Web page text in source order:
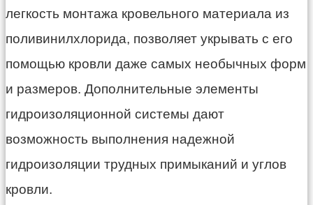
легкость монтажа кровельного материала из
поливинилхлорида, позволяет укрывать с его
помощью кровли даже самых необычных форм
и размеров. Дополнительные элементы
гидроизоляционной системы дают
возможность выполнения надежной
гидроизоляции трудных примыканий и углов
кровли.